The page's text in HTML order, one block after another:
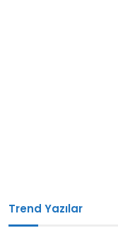
Trend Yazılar